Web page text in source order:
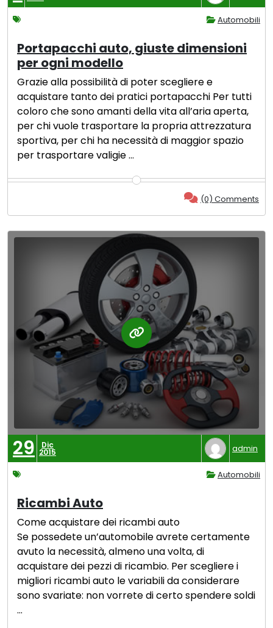
Automobili
Portapacchi auto, giuste dimensioni
per ogni modello
Grazie alla possibilità di poter scegliere e
acquistare tanto dei pratici portapacchi Per tutti
coloro che sono amanti della vita all’aria aperta,
per chi vuole trasportare la propria attrezzatura
sportiva, per chi ha necessità di maggior spazio
per trasportare valigie …
(0) Comments
29 Dic
2015 admin
Automobili
Ricambi Auto
Come acquistare dei ricambi auto
Se possedete un’automobile avrete certamente
avuto la necessità, almeno una volta, di
acquistare dei pezzi di ricambio. Per scegliere i
migliori ricambi auto le variabili da considerare
sono svariate: non vorrete di certo spendere soldi
…